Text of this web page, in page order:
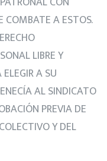
COMBATE A ESTOS.
LIBRE Y
A SU
AL SINDICATO
PREVIA DE
Y DEL